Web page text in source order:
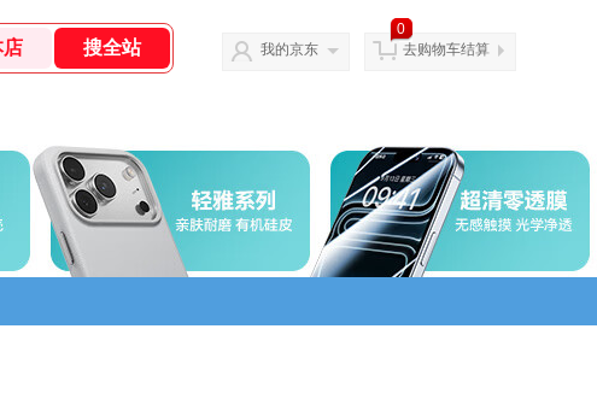
我的京东
0
去购物车结算